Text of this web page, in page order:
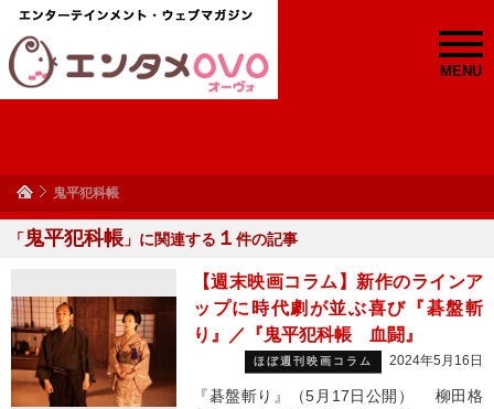
MENU
鬼平犯科帳
「鬼平犯科帳 」に関連する １ 件の記事
【週末映画コラム】新作のラインア
ップに時代劇が並ぶ喜び『碁盤斬
り』／『鬼平犯科帳 血闘』
ほぼ週刊映画コラム 2024年5月16日
『碁盤斬り』（5月17日公開） 柳田格